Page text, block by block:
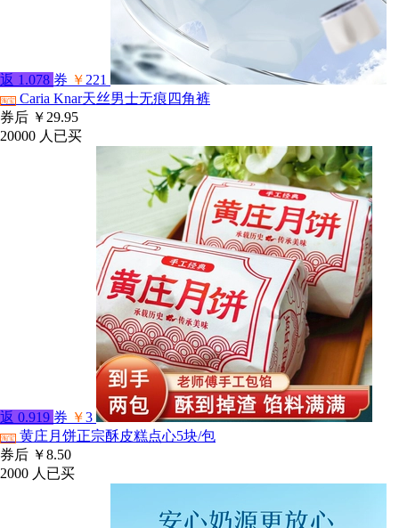
返 1.078 券 ￥ 221
淘宝 Caria Knar天丝男士无痕四角裤
券后 ￥29.95
20000 人已买
返 0.919 券 ￥3
淘宝 黄庄月饼正宗酥皮糕点心5块/包
券后 ￥8.50
2000 人已买